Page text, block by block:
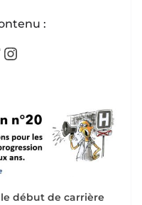
:
Instagram
le début de carrière